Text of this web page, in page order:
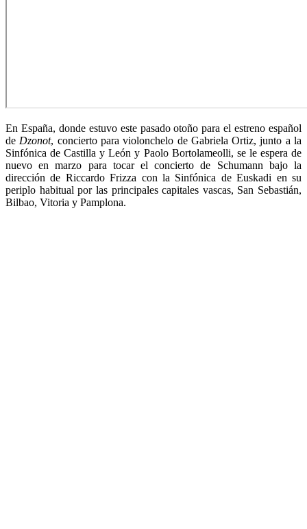
En España, donde estuvo este pasado otoño para el estreno español
de Dzonot, concierto para violonchelo de Gabriela Ortiz, junto a la
Sinfónica de Castilla y León y Paolo Bortolameolli, se le espera de
nuevo en marzo para tocar el concierto de Schumann bajo la
dirección de Riccardo Frizza con la Sinfónica de Euskadi en su
periplo habitual por las principales capitales vascas, San Sebastián,
Bilbao, Vitoria y Pamplona.